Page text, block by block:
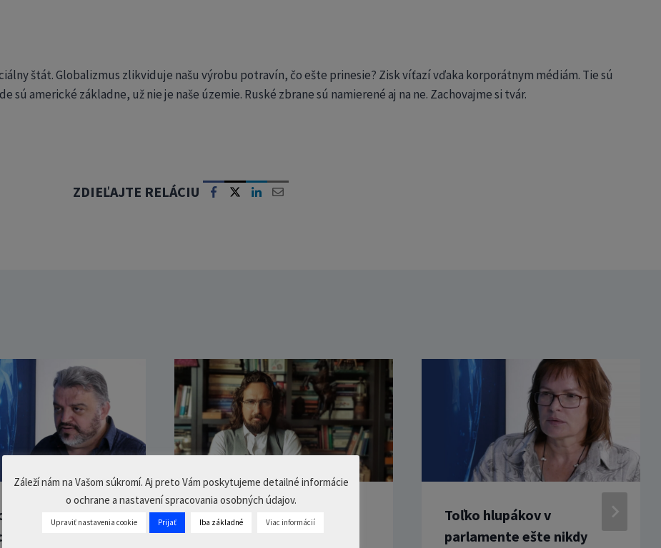
štát. Globalizmus zlikviduje našu výrobu potravín, čo ešte prinesie? Zisk víťazí vďaka korporátnym médiám. Tie sú
sú americké základne, už nie je naše územie. Ruské zbrane sú namierené aj na ne. Zachovajme si tvár.
ZDIEĽAJTE RELÁCIU
cenzúra
Chmelár
Pravda o referende a
Toľko hlupákov v
parlamente ešte nikdy
Záleží nám na Vašom súkromí. Aj preto Vám poskytujeme detailné informácie
o ochrane a nastavení spracovania osobných údajov.
Upraviť nastavenia cookie Prijať Iba základné Viac informácií